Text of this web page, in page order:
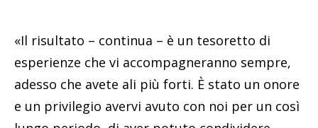
«Il risultato – continua – è un tesoretto di
esperienze che vi accompagneranno sempre,
adesso che avete ali più forti. È stato un onore
e un privilegio avervi avuto con noi per un così